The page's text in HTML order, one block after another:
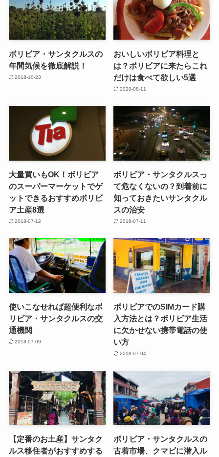
ボリビア・サンタクルスの
年間気候を徹底解説！
2018-10-23
おいしいボリビア料理と
は？ボリビアに来たらこれ
だけは食べて欲しい5選
2020-08-11
大量買いもOK！ボリビア
のスーパーマーケットでゲ
ットできるおすすめボリビ
ア土産8選
2018-07-12
ボリビア・サンタクルスっ
て危なくないの？到着前に
知っておきたいサンタクル
スの治安
2018-07-11
使いこなせれば超便利なボ
リビア・サンタクルスの交
通機関
2018-07-09
ボリビアでのSIMカード購
入方法とは？ボリビア生活
に欠かせない携帯電話の使
い方
2018-07-04
【定番のお土産】サンタク
ルス移住者がおすすめする
ボリビア・サンタクルスの
古着市場、クマビに潜入ル